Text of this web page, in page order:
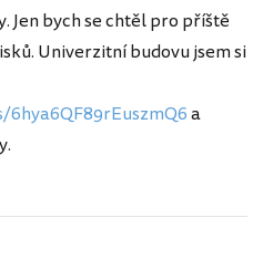
Jen bych se chtěl pro příště
Univerzitní budovu jsem si
a